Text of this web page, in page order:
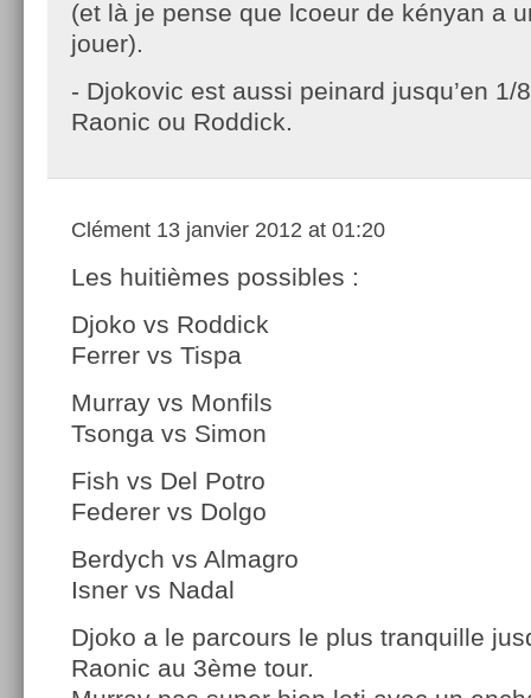
(et là je pense que lcoeur de kényan a
jouer).
- Djokovic est aussi peinard jusqu’en 1/
Raonic ou Roddick.
Clément 13 janvier 2012 at 01:20
Les huitièmes possibles :
Djoko vs Roddick
Ferrer vs Tispa
Murray vs Monfils
Tsonga vs Simon
Fish vs Del Potro
Federer vs Dolgo
Berdych vs Almagro
Isner vs Nadal
Djoko a le parcours le plus tranquille
Raonic au 3ème tour.